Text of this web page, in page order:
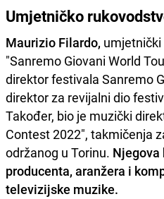
Umjetničko
Maurizio Filardo,
"Sanremo Giovani World
direktor festivala Sanremo
direktor za revijalni dio
Također, bio je muzički
Contest 2022", takmičenja
održanog u Torinu. Njegova
producenta, aranžera i
televizijske muzike.